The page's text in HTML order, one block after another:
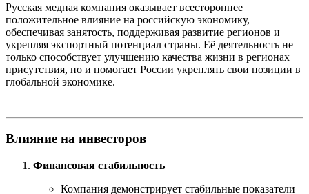
Русская медная компания оказывает всестороннее
положительное влияние на российскую экономику,
обеспечивая занятость, поддерживая развитие регионов и
укрепляя экспортный потенциал страны. Её деятельность не
только способствует улучшению качества жизни в регионах
присутствия, но и помогает России укреплять свои позиции в
глобальной экономике.
Влияние на инвесторов
Финансовая стабильность
Компания демонстрирует стабильные показатели